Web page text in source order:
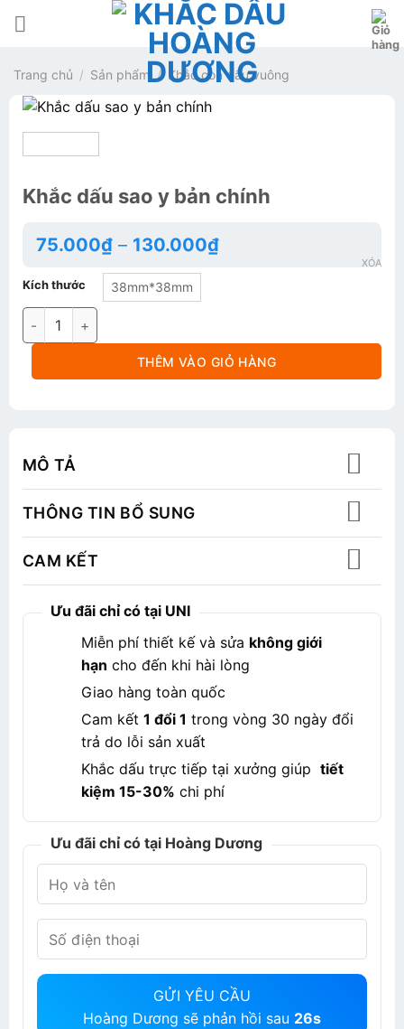
qua
dungTrang chủ / Sản phẩm / Khắc con dấu vuông
Khắc dấu sao y bản chính
75.000₫– 130.000₫
Kích thước 38mm*38mm
XÓA
Khắc dấu sao y bản chính số lượng
THÊM VÀO GIỎ HÀNG
MÔ TẢ
THÔNG TIN BỔ SUNG
CAM KẾT
Ưu đãi chỉ có tại UNI
Miễn phí thiết kế và sửa không giới
hạn cho đến khi hài lòng
Giao hàng toàn quốc
Cam kết 1 đổi 1 trong vòng 30 ngày đổi
trả do lỗi sản xuất
Khắc dấu trực tiếp tại xưởng giúp tiết
kiệm 15-30% chi phí
Ưu đãi chỉ có tại Hoàng Dương
GỬI YÊU CẦU
Hoàng Dương sẽ phản hồi sau 26s